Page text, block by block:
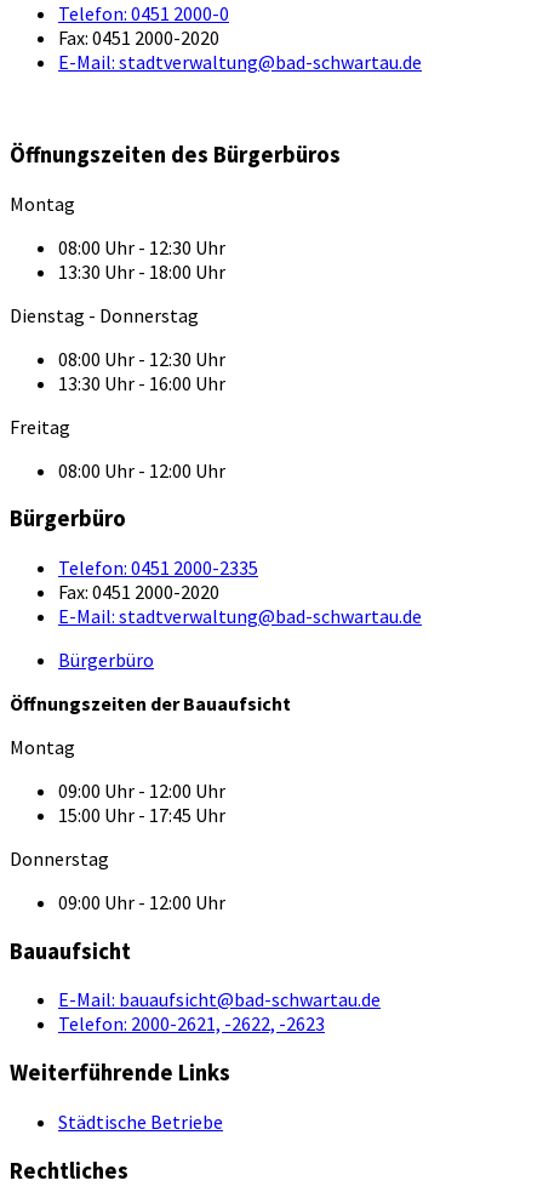
Telefon: 0451 2000-0
Fax: 0451 2000-2020
E-Mail: stadtverwaltung@bad-schwartau.de
Öffnungszeiten des Bürgerbüros
Montag
08:00 Uhr - 12:30 Uhr
13:30 Uhr - 18:00 Uhr
Dienstag - Donnerstag
08:00 Uhr - 12:30 Uhr
13:30 Uhr - 16:00 Uhr
Freitag
08:00 Uhr - 12:00 Uhr
Bürgerbüro
Telefon: 0451 2000-2335
Fax: 0451 2000-2020
E-Mail: stadtverwaltung@bad-schwartau.de
Bürgerbüro
Öffnungszeiten der Bauaufsicht
Montag
09:00 Uhr - 12:00 Uhr
15:00 Uhr - 17:45 Uhr
Donnerstag
09:00 Uhr - 12:00 Uhr
Bauaufsicht
E-Mail: bauaufsicht@bad-schwartau.de
Telefon: 2000-2621, -2622, -2623
Weiterführende Links
Städtische Betriebe
Rechtliches